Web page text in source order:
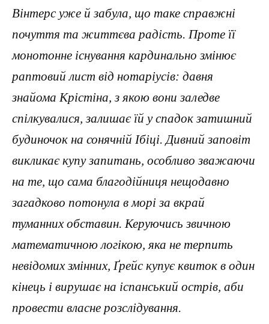
Вінтерс уже й забула, що таке справжні
почуття та життєва радість. Проте її
монотонне існування кардинально змінює
раптовий лист від нотаріусів: давня
знайома Крістіна, з якою вони заледве
спілкувалися, залишає їй у спадок затишний
будиночок на сонячній Ібіці. Дивний заповіт
викликає купу запитань, особливо зважаючи
на те, що сама благодійниця нещодавно
загадково потонула в морі за вкрай
туманних обставин. Керуючись звичною
математичною логікою, яка не терпить
невідомих змінних, Ґрейс купує квиток в один
кінець і вирушає на іспанський острів, аби
провести власне розслідування.